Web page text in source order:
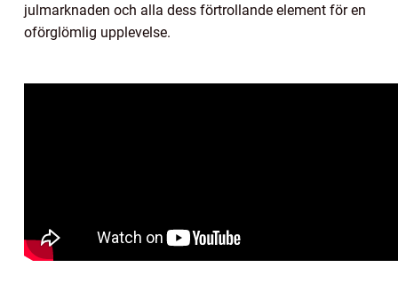
julmarknaden och alla dess förtrollande element för en
oförglömlig upplevelse.